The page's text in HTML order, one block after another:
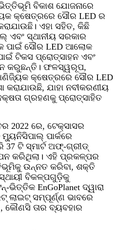
ବିକାଶ ଯୋଜନାରେ
କ୍ଷେତ୍ରରେ ସୌର LED ର
ଏହା ସହିତ, କିଛି
ଏବଂ ସ୍ଥାନୀୟ ସରକାର
ପାଇଁ ସୌର LED ଆଲୋକ
ଟିକସ ପ୍ରୋତ୍ସାହନ ଏବଂ
କରୁଛନ୍ତି। ଫଳସ୍ୱରୂପ,
କ୍ଷେତ୍ରରେ ସୌର LED
କରାଯାଉଛି, ଯାହା ନବୀକରଣୀୟ
ଗ୍ରହଣକୁ ପ୍ରୋତ୍ସାହିତ
ରେ, ଟେକ୍ସାସର
ପାର୍କରେ
ଟି ସ୍ମାର୍ଟ ଅଫ୍-ଗ୍ରୀଡ୍
କରିଥିଲା। ଏହି ପ୍ରକଳ୍ପର
ଉନ୍ନତ କରିବା, ଶକ୍ତି
ବିକଳ୍ପଗୁଡ଼ିକୁ
EnGoPlanet ଦ୍ୱାରା
ଲାଇଟ୍ ସମ୍ପୂର୍ଣ୍ଣ ଭାବରେ
କୌଣସି ତାର ବ୍ୟବହାର